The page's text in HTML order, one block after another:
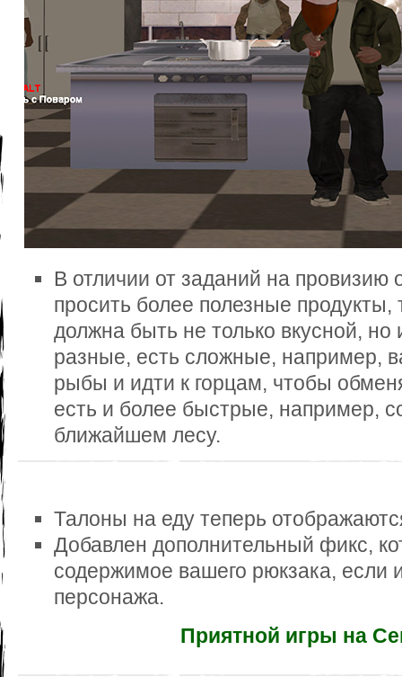
В отличии от заданий на провизию
просить более полезные продукты,
должна быть не только вкусной, но
разные, есть сложные, например,
рыбы и идти к горцам, чтобы
есть и более быстрые, например,
ближайшем лесу.
Талоны на еду теперь
Добавлен дополнительный фикс,
содержимое вашего рюкзака, если
персонажа.
Приятной игры на